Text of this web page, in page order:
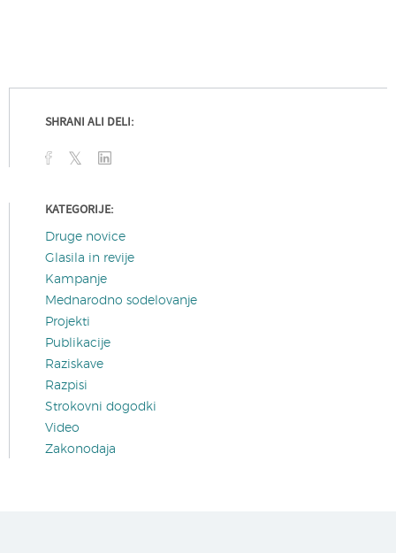
SHRANI ALI DELI:
KATEGORIJE:
Druge novice
Glasila in revije
Kampanje
Mednarodno sodelovanje
Projekti
Publikacije
Raziskave
Razpisi
Strokovni dogodki
Video
Zakonodaja